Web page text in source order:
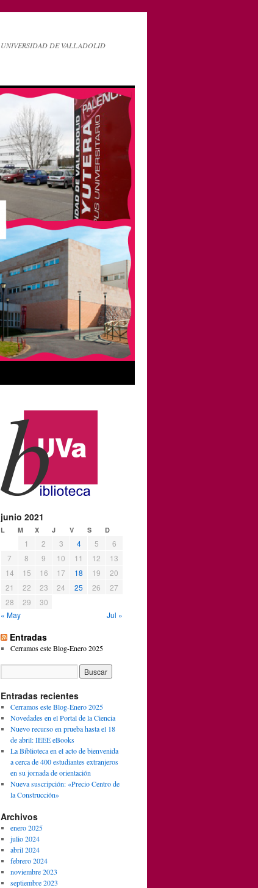
UNIVERSIDAD DE VALLADOLID
junio 2021
L M X J V S D
1 2 3 4 5
6
7
8 9 10 11 12
13
14
15 16 17 18 19
20
21
22 23 24 25 26
27
28
29
30
« May
Jul »
Entradas
Cerramos este Blog-Enero 2025
Entradas recientes
Cerramos este Blog-Enero 2025
Novedades en el Portal de la Ciencia
Nuevo recurso en prueba hasta el 18
de abril: IEEE eBooks
La Biblioteca en el acto de bienvenida
a cerca de 400 estudiantes extranjeros
en su jornada de orientación
Nueva suscripción: «Precio Centro de
la Construcción»
Archivos
enero 2025
julio 2024
abril 2024
febrero 2024
noviembre 2023
septiembre 2023